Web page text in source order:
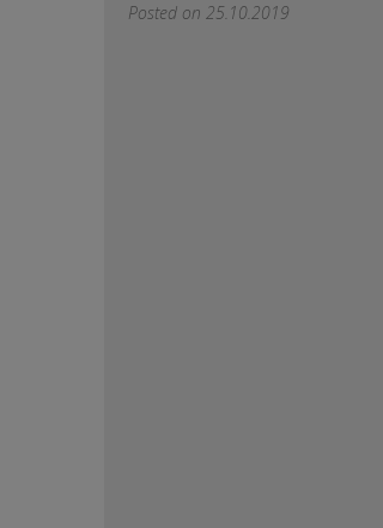
Posted on 25.10.2019